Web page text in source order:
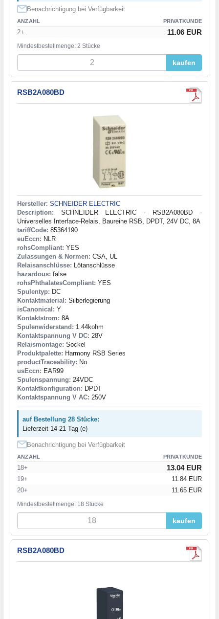
Benachrichtigung bei Verfügbarkeit
ANZAHL PRIVATKUNDE
2+ 11.06 EUR
Mindestbestellmenge: 2 Stücke
kaufen
RSB2A080BD
Hersteller: SCHNEIDER ELECTRIC
Description: SCHNEIDER ELECTRIC - RSB2A080BD -
Universelles Interface-Relais, Baureihe RSB, DPDT, 24V DC, 8A
tariffCode: 85364190
euEccn: NLR
rohsCompliant: YES
Zulassungen & Normen: CSA, UL
Relaisanschlüsse: Lötanschlüsse
hazardous: false
rohsPhthalatesCompliant: YES
Spulentyp: DC
Kontaktmaterial: Silberlegierung
isCanonical: Y
Kontaktstrom: 8A
Spulenwiderstand: 1.44kohm
Kontaktspannung V DC: 28V
Relaismontage: Sockel
Produktpalette: Harmony RSB Series
productTraceability: No
usEccn: EAR99
Spulenspannung: 24VDC
Kontaktkonfiguration: DPDT
Kontaktspannung V AC: 250V
auf Bestellung 28 Stücke:
Lieferzeit 14-21 Tag (e)
Benachrichtigung bei Verfügbarkeit
ANZAHL PRIVATKUNDE
18+ 13.04 EUR
19+
11.84 EUR
20+
11.65 EUR
Mindestbestellmenge: 18 Stücke
kaufen
RSB2A080BD